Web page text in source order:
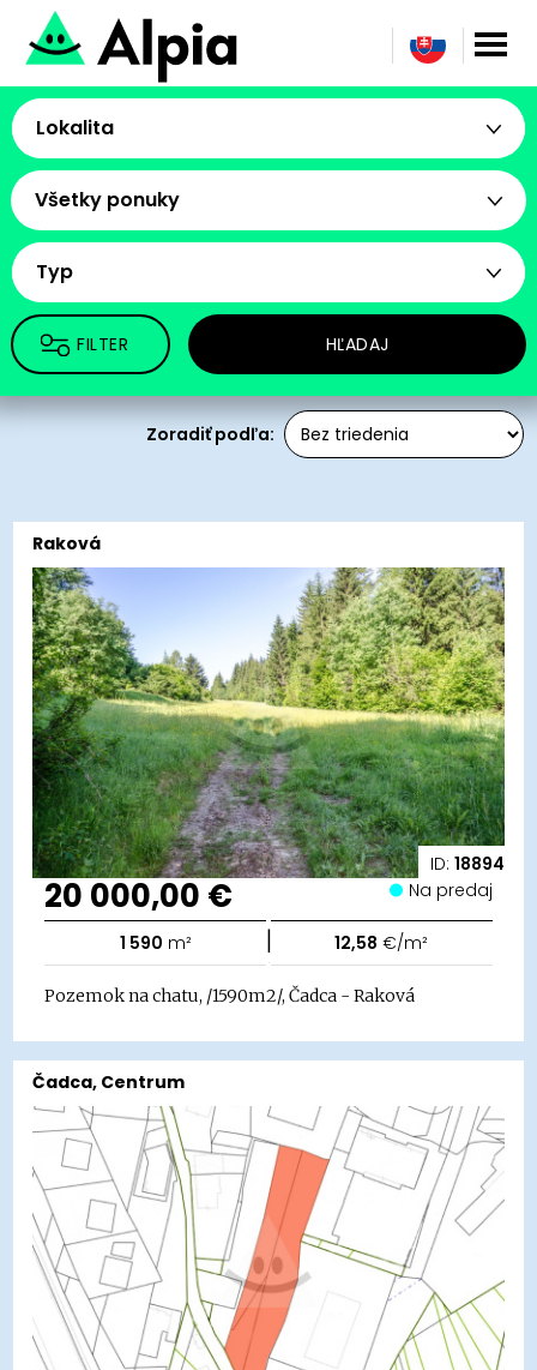
Lokalita
Všetky ponuky
Typ
FILTER HĽADAJ
Zoradiť podľa:
ID: 18894
Raková
20 000,00 € Na predaj
1 590 m² | 12,58 €/m²
Pozemok na chatu, /1590m2/, Čadca - Raková
Čadca, Centrum